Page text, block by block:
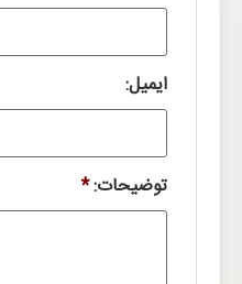
ایمیل:
توضیحات:*